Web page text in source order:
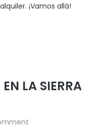
¡Vamos allá!
LA SIERRA